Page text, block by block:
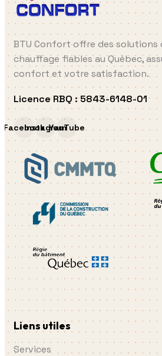
BTU Confort offre des
chauffage fiables au Québec,
confort et votre satisfaction.
Licence RBQ : 5843-6148-01
FacebookInstagramYouTube
Liens utiles
Services